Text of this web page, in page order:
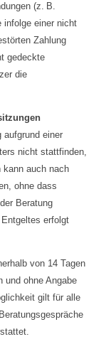
(z. B.
infolge einer nicht
Zahlung
gedeckte
die
aufgrund einer
nicht stattfinden,
kann auch nach
ohne dass
Beratung
erfolgt
von 14 Tagen
und ohne Angabe
gilt für alle